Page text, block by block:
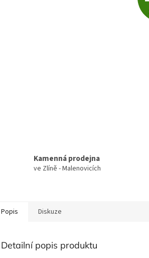
Kamenná prodejna
ve Zlíně - Malenovicích
Popis Diskuze
Detailní popis produktu